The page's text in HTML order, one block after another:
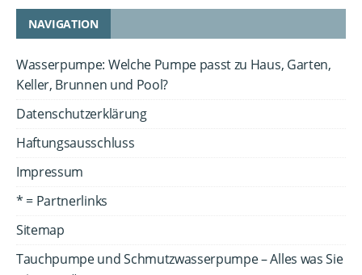
NAVIGATION
Wasserpumpe: Welche Pumpe passt zu Haus, Garten,
Keller, Brunnen und Pool?
Datenschutzerklärung
Haftungsausschluss
Impressum
* = Partnerlinks
Sitemap
Tauchpumpe und Schmutzwasserpumpe – Alles was Sie